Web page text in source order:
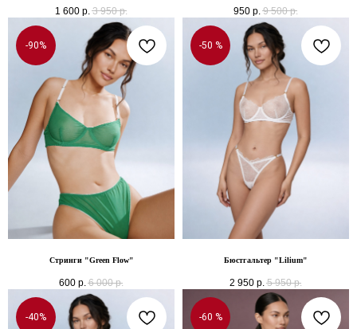
1 600 р. 3 950 р. 950 р. 9 500 р.
-90%
Стринги "Green Flow"
600 р. 6 000 р.
-50 %
Бюстгальтер "Lilium"
2 950 р. 5 950 р.
-40% -60 %